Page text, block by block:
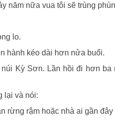
năm nữa vua tôi sẽ trùng
lo.
hành kéo dài hơn nửa buổi.
Kỳ Sơn. Lần hồi đi hơn
lại và nói:
rừng rậm hoặc nhà ai gần